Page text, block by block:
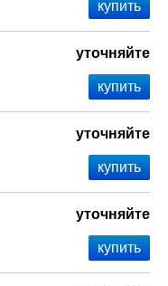
уточняйте
уточняйте
уточняйте